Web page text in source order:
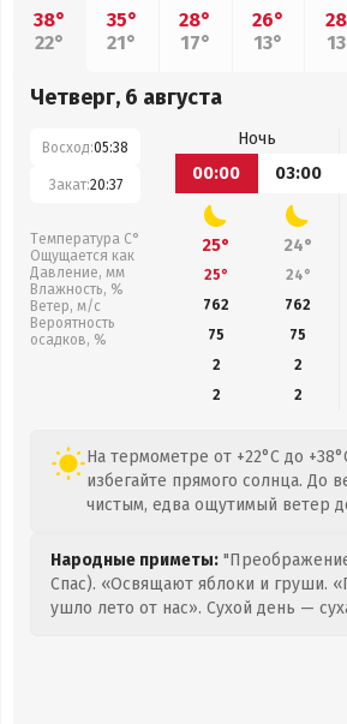
38°
22°
35°
21°
28°
17°
26°
13°
Четверг, 6 августа
Восход:05:38
Закат:20:37
Температура С°
Ощущается как
Давление, мм
Влажность, %
Ветер, м/с
Вероятность
осадков, %
Ночь
00:00
03:00
25° 24°
25° 24°
762
762
75
75
2
2
2
2
На термометре от +22°C до
избегайте прямого солнца. До
чистым, едва ощутимый ветер
Народные приметы:
Спас). «Освящают яблоки и груши.
ушло лето от нас». Сухой день —